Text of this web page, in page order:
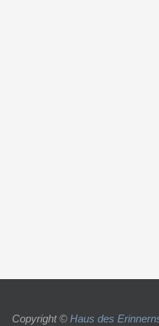
Copyright © Haus des